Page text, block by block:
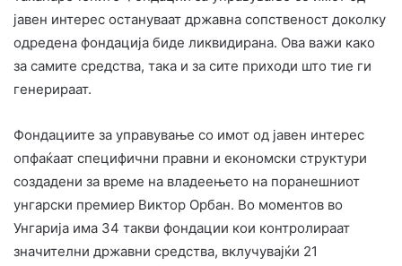
јавен интерес остануваат државна сопственост доколку
одредена фондација биде ликвидирана. Ова важи како
за самите средства, така и за сите приходи што тие ги
генерираат.
Фондациите за управување со имот од јавен интерес
опфаќаат специфични правни и економски структури
создадени за време на владеењето на поранешниот
унгарски премиер Виктор Орбан. Во моментов во
Унгарија има 34 такви фондации кои контролираат
значителни државни средства, вклучувајќи 21